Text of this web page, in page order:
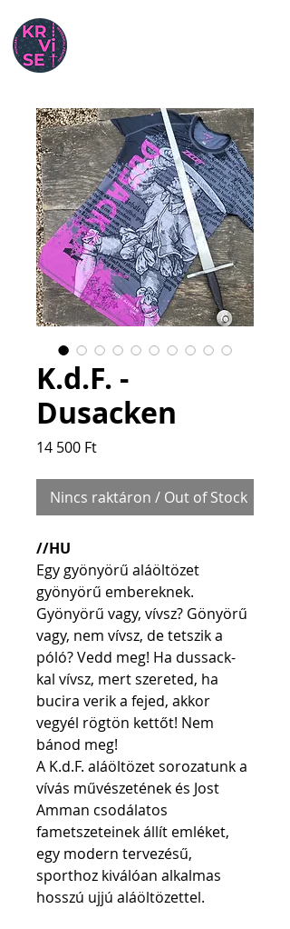
K.d.F. -
Dusacken
14 500 FtPrice
Nincs raktáron / Out of Stock
//HU
Egy gyönyörű aláöltözet
gyönyörű embereknek.
Gyönyörű vagy, vívsz? Gönyörű
vagy, nem vívsz, de tetszik a
póló? Vedd meg! Ha dussack-
kal vívsz, mert szereted, ha
bucira verik a fejed, akkor
vegyél rögtön kettőt! Nem
bánod meg!
A K.d.F. aláöltözet sorozatunk a
vívás művészetének és Jost
Amman csodálatos
fametszeteinek állít emléket,
egy modern tervezésű,
sporthoz kiválóan alkalmas
hosszú ujjú aláöltözettel.